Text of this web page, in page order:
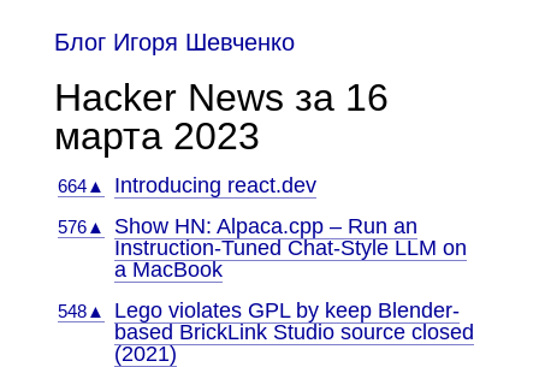
Блог Игоря Шевченко
Hacker News за 16
марта 2023
664▲ Introducing react.dev
576▲
Show HN: Alpaca.cpp – Run an
Instruction-Tuned Chat-Style LLM on
a MacBook
548▲
Lego violates GPL by keep Blender-
based BrickLink Studio source closed
(2021)